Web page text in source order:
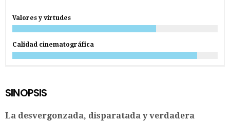
Valores y virtudes
Calidad cinematográfica
SINOPSIS
La desvergonzada, disparatada y verdadera